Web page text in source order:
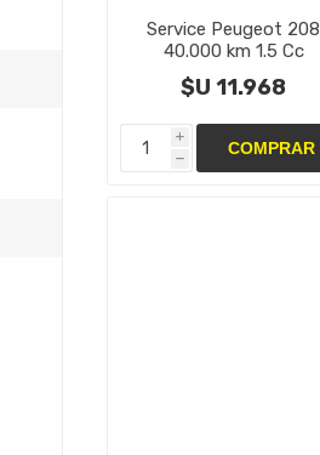
Service Peugeot 208
40.000 km 1.5 Cc
$U 11.968
i
h